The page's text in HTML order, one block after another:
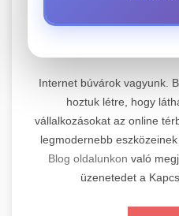
Professzionális
karbantartási
technikusaink
minden jelentős
📊 2.
Átfogó online
beleértve a SEO-t,
Internet búvárok vagyunk.
hoztuk létre, hogy
vállalkozásokat az online
legmodernebb
Blog oldalunkon való
üzenetedet a